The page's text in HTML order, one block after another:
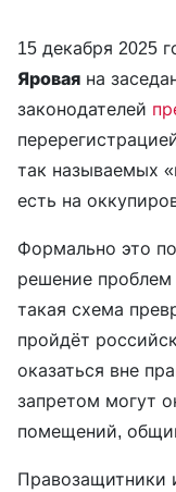
15 декабря 2025
Яровая на
законодателей
так называемых
есть на
Формально это
решение
такая схема
пройдёт
оказаться вне
запретом могут
помещений,
Правозащитники